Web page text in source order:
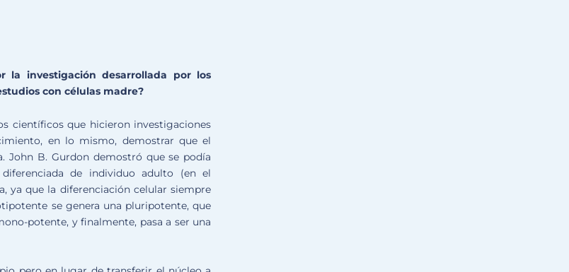
la investigación desarrollada por los
con células madre?
científicos que hicieron investigaciones
en lo mismo, demostrar que el
John B. Gurdon demostró que se podía
de individuo adulto (en el
ya que la diferenciación celular siempre
se genera una pluripotente, que
potente, y finalmente, pasa a ser una